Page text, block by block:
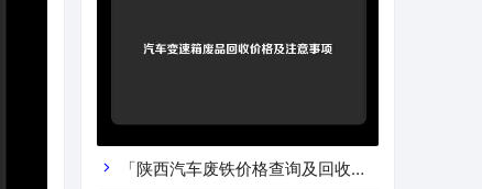
「陕西汽车废铁价格查询及回收渠